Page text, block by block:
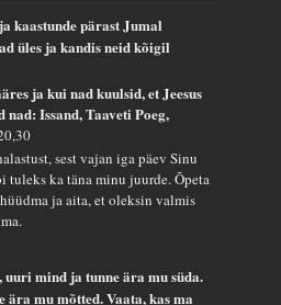
kaastunde pärast Jumal
üles ja kandis neid kõigil
ja kui nad kuulsid, et Jeesus
nad: Issand, Taaveti Poeg,
sest vajan iga päev Sinu
tuleks ka täna minu juurde. Õpeta
ja aita, et oleksin valmis
uuri mind ja tunne ära mu süda.
mu mõtted. Vaata, kas ma